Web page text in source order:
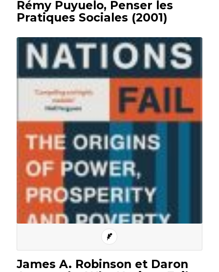
Rémy Puyuelo, Penser les
Pratiques Sociales (2001)
James A. Robinson et Daron